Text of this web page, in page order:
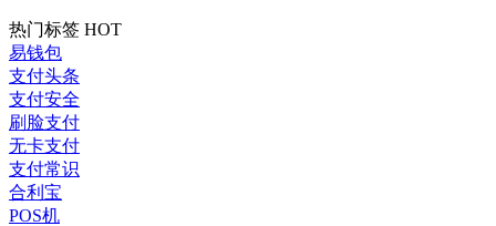
热门标签 HOT
易钱包
支付头条
支付安全
刷脸支付
无卡支付
支付常识
合利宝
POS机